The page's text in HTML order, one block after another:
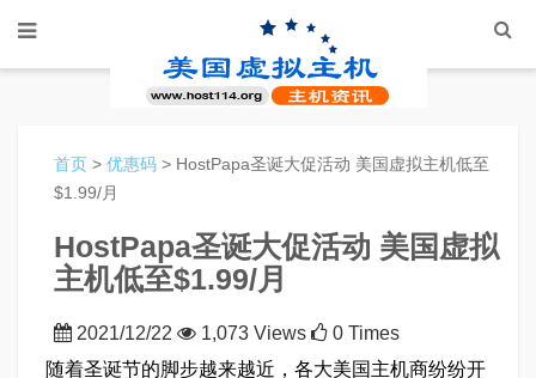
首页 > 优惠码 > HostPapa圣诞大促活动 美国虚拟主机低至
$1.99/月
HostPapa圣诞大促活动 美国虚拟
主机低至$1.99/月
2021/12/22 1,073 Views
0 Times
随着圣诞节的脚步越来越近，各大美国主机商纷纷开